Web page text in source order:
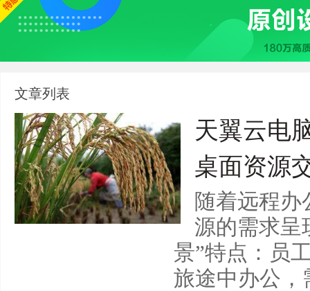
文章列表
天翼云电
桌面资源
随着远程办
源的需求呈
景”特点：员
旅途中办公，